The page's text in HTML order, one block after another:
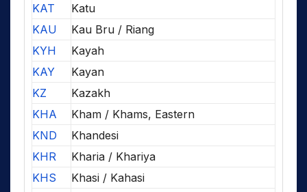
KAT
Katu
KAU
Kau Bru / Riang
KYH
Kayah
KAY
Kayan
KZ
Kazakh
KHA
Kham / Khams, Eastern
KND
Khandesi
KHR
Kharia / Khariya
KHS
Khasi / Kahasi